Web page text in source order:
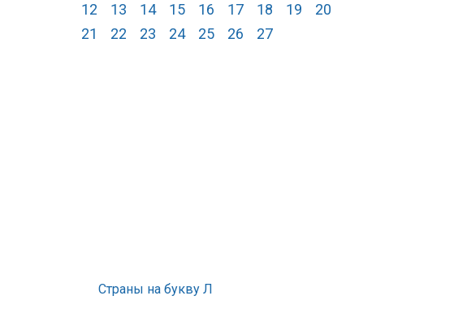
12
13 14 15 16 17 18 19
20
21
22 23 24 25 26 27
Страны на букву Л